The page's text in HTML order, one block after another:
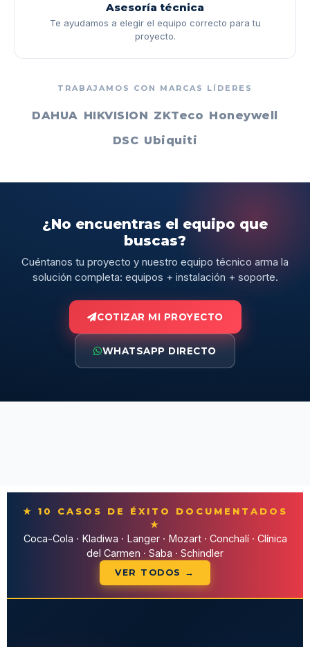
Asesoría técnica
Te ayudamos a elegir el equipo correcto para tu
proyecto.
TRABAJAMOS CON MARCAS LÍDERES
DAHUA HIKVISION ZKTeco Honeywell
DSC Ubiquiti
¿No encuentras el equipo que
buscas?
Cuéntanos tu proyecto y nuestro equipo técnico arma la
solución completa: equipos + instalación + soporte.
COTIZAR MI PROYECTO
WHATSAPP DIRECTO
★ 10 CASOS DE ÉXITO DOCUMENTADOS
★
Coca-Cola · Kladiwa · Langer · Mozart · Conchalí · Clínica
del Carmen · Saba · Schindler
VER TODOS →